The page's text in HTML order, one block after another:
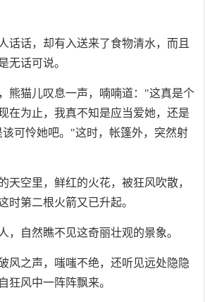
话话，却有入送来了食物清水，而且
无话可说。
熊猫儿叹息一声，喃喃道："这真是个
在为止，我真不知是应当爱她，还是
可怜她吧。"这时，帐篷外，突然射
天空里，鲜红的火花，被狂风吹散，
第二根火箭又已升起。
，自然瞧不见这奇丽壮观的景象。
风之声，嗤嗤不绝，还听见远处隐隐
狂风中一阵阵飘来。